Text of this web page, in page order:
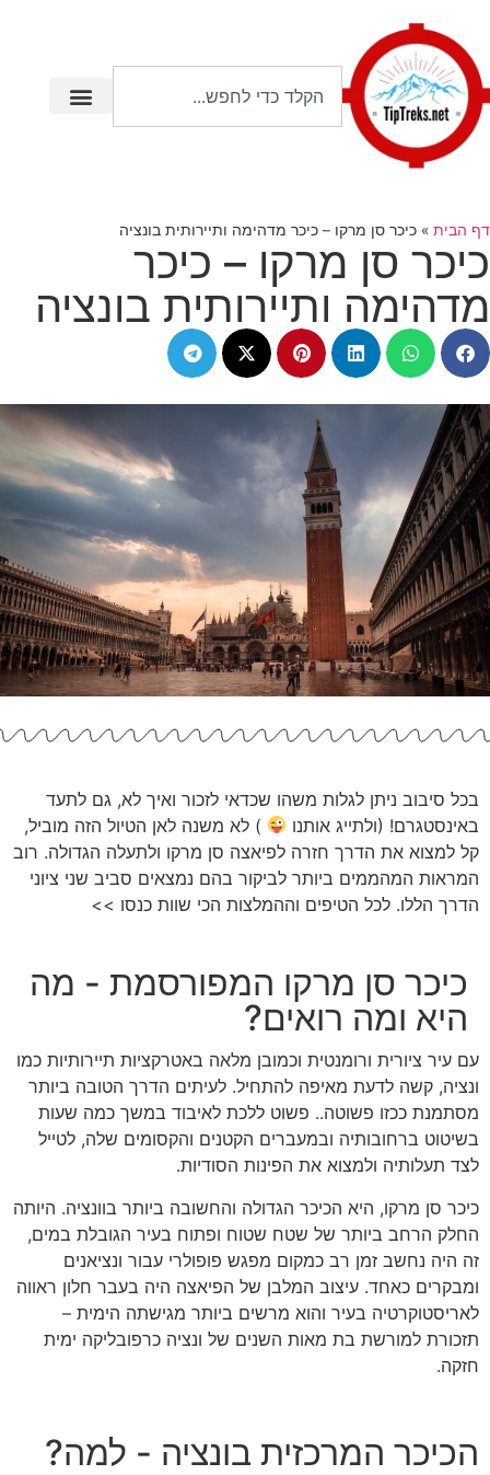
דף הבית » כיכר סן מרקו – כיכר מדהימה ותיירותית בונציה
כיכר סן מרקו – כיכר
מדהימה ותיירותית בונציה
בכל סיבוב ניתן לגלות משהו שכדאי לזכור ואיך לא, גם לתעד
באינסטגרם! (ולתייג אותנו
) לא משנה לאן הטיול הזה מוביל,
קל למצוא את הדרך חזרה לפיאצה סן מרקו ולתעלה הגדולה. רוב
המראות המהממים ביותר לביקור בהם נמצאים סביב שני ציוני
הדרך הללו. לכל הטיפים וההמלצות הכי שוות כנסו >>
כיכר סן מרקו המפורסמת - מה
היא ומה רואים?
עם עיר ציורית ורומנטית וכמובן מלאה באטרקציות תיירותיות כמו
ונציה, קשה לדעת מאיפה להתחיל. לעיתים הדרך הטובה ביותר
מסתמנת ככזו פשוטה.. פשוט ללכת לאיבוד במשך כמה שעות
בשיטוט ברחובותיה ובמעברים הקטנים והקסומים שלה, לטייל
לצד תעלותיה ולמצוא את הפינות הסודיות.
כיכר סן מרקו, היא הכיכר הגדולה והחשובה ביותר בוונציה. היותה
החלק הרחב ביותר של שטח שטוח ופתוח בעיר הגובלת במים,
זה היה נחשב זמן רב כמקום מפגש פופולרי עבור ונציאנים
ומבקרים כאחד. עיצוב המלבן של הפיאצה היה בעבר חלון ראווה
לאריסטוקרטיה בעיר והוא מרשים ביותר מגישתה הימית –
תזכורת למורשת בת מאות השנים של ונציה כרפובליקה ימית
חזקה.
הכיכר המרכזית בונציה - למה?